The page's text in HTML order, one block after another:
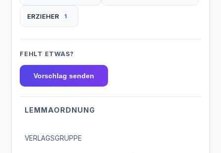
ERZIEHER 1
FEHLT ETWAS?
Vorschlag senden
LEMMAORDNUNG
VERLAGSGRUPPE